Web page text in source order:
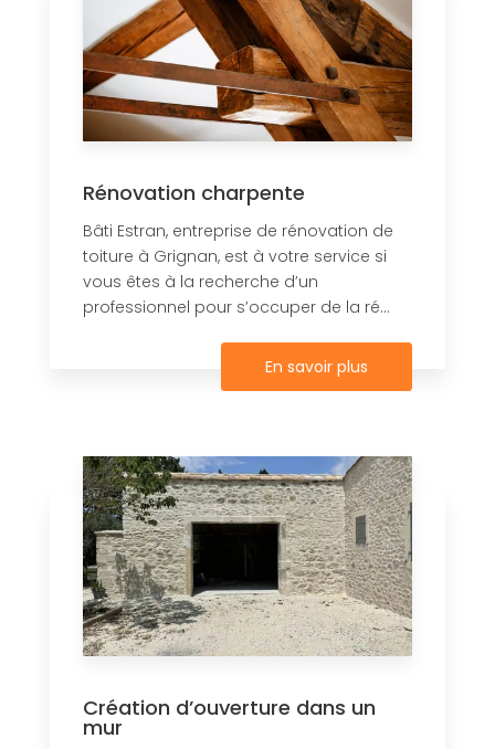
Rénovation charpente
Bâti Estran, entreprise de rénovation de
toiture à Grignan, est à votre service si
vous êtes à la recherche d’un
professionnel pour s’occuper de la ré...
En savoir plus
Création d’ouverture dans un
mur